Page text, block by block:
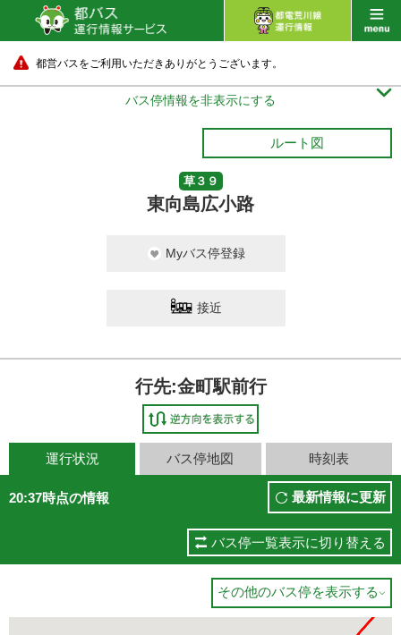
都営バスをご利用いただきありがとうございます。
バス停情報を非表示にする 
ルート図
草３９
東向島広小路
Myバス停登録
接近
行先:金町駅前行
運行状況 バス停地図 時刻表
20:37時点の情報 最新情報に更新
バス停一覧表示に切り替える
その他のバス停を表示する 